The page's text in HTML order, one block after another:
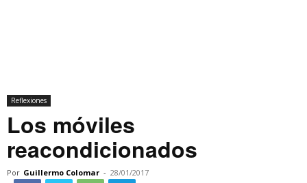
Reflexiones
Los móviles
reacondicionados
Por Guillermo Colomar - 28/01/2017